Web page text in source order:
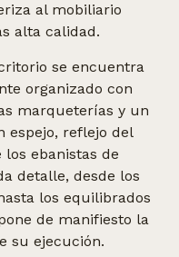
al mobiliario
alta calidad.
se encuentra
organizado con
marqueterías y un
espejo, reflejo del
los ebanistas de
detalle, desde los
los equilibrados
de manifiesto la
su ejecución.